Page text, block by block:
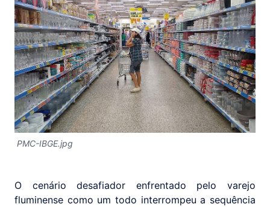
PMC-IBGE.jpg
O cenário desafiador enfrentado pelo varejo
fluminense como um todo interrompeu a sequência